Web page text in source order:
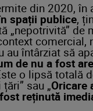
din 2020, în
spații publice,
„nepotrivită” de
comercial,
au întârziat să
de nu a fost
o lipsă totală
sau „Oricare
reținută